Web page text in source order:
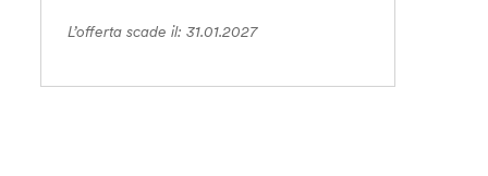
L’offerta scade il: 31.01.2027